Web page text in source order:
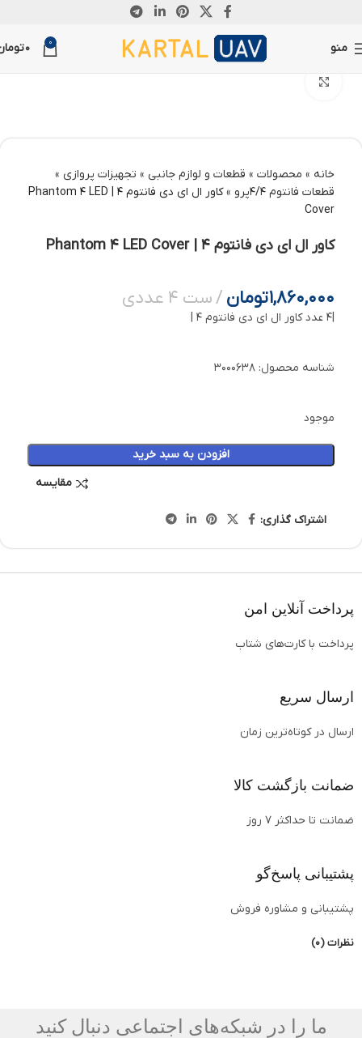
منو 0
0
خانه » محصولات » قطعات و لوازم جانبی » تجهیزات پروازی »
قطعات فانتوم 4/4پرو
»
کاور ال ای دی فانتوم 4 | Phantom 4 LED
Cover
کاور ال ای دی فانتوم 4 | Phantom 4 LED Cover
1,860,000تومان ست 4 عددی
|4 عدد کاور ال ای دی فانتوم 4 |
شناسه محصول: 3000638
موجود
افزودن به سبد خرید
مقایسه
اشتراک گذاری:
پرداخت آنلاین امن
پرداخت با کارت‌های شتاب
ارسال سریع
ارسال در کوتاه‌ترین زمان
ضمانت بازگشت کالا
ضمانت تا حداکثر ۷ روز
پشتیبانی پاسخ‌گو
پشتیبانی و مشاوره فروش
نظرات (0)
ما را در شبکه‌های اجتماعی دنبال کنید